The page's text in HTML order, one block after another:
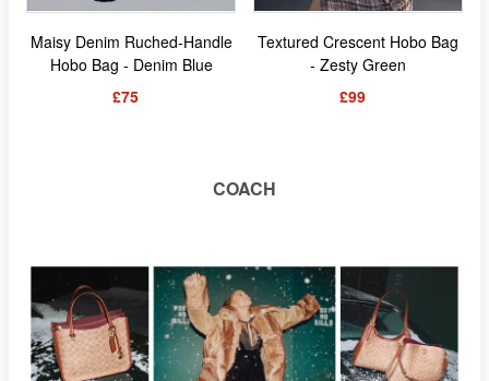
Maisy Denim Ruched-Handle
Hobo Bag - Denim Blue
£75
Textured Crescent Hobo Bag
- Zesty Green
£99
COACH